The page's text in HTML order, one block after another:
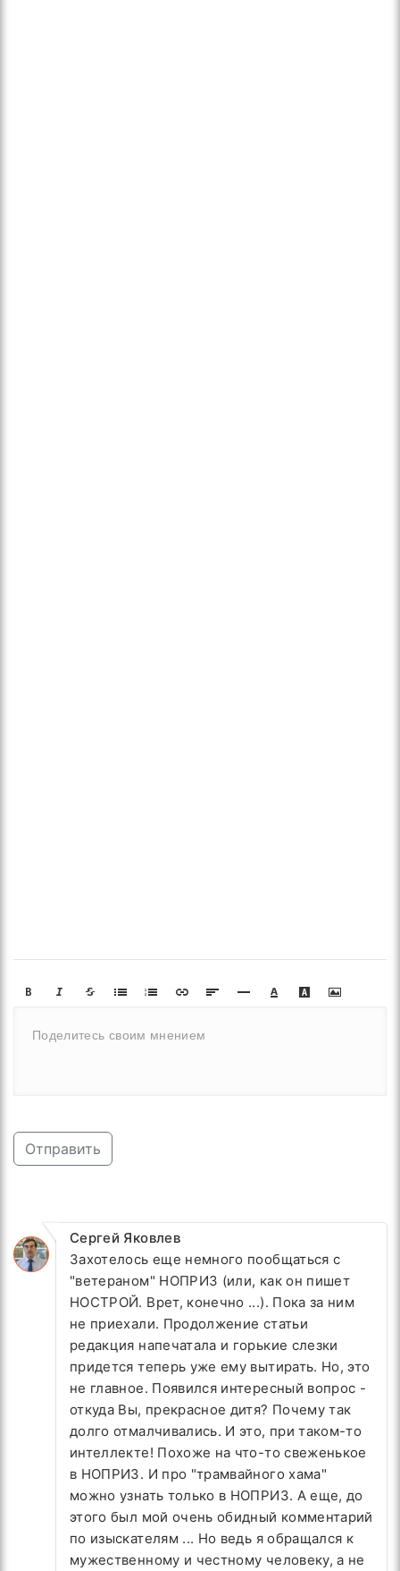
Отправить
Сергей Яковлев
Захотелось еще немного пообщаться с
"ветераном" НОПРИЗ (или, как он пишет
НОСТРОЙ. Врет, конечно ...). Пока за ним
не приехали. Продолжение статьи
редакция напечатала и горькие слезки
придется теперь уже ему вытирать. Но, это
не главное. Появился интересный вопрос -
откуда Вы, прекрасное дитя? Почему так
долго отмалчивались. И это, при таком-то
интеллекте! Похоже на что-то свеженькое
в НОПРИЗ. И про "трамвайного хама"
можно узнать только в НОПРИЗ. А еще, до
этого был мой очень обидный комментарий
по изыскателям ... Но ведь я обращался к
мужественному и честному человеку, а не